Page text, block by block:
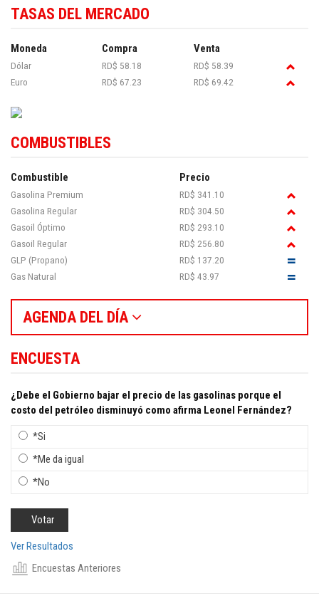
TASAS DEL MERCADO
Moneda Compra Venta
Dólar RD$ 58.18
RD$ 58.39
Euro
RD$ 67.23 RD$ 69.42
COMBUSTIBLES
Combustible Precio
Gasolina Premium
RD$ 341.10
Gasolina Regular
RD$ 304.50
Gasoil Óptimo
RD$ 293.10
Gasoil Regular
RD$ 256.80
GLP (Propano)
RD$ 137.20
Gas Natural
RD$ 43.97
AGENDA DEL DÍA
ENCUESTA
¿Debe el Gobierno bajar el precio de las gasolinas porque el
costo del petróleo disminuyó como afirma Leonel Fernández?
*Si
*Me da igual
*No
Ver Resultados
Encuestas Anteriores